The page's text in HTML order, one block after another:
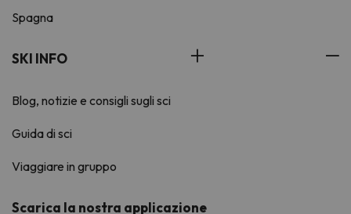
Spagna
SKI INFO
Blog, notizie e consigli sugli sci
Guida di sci
Viaggiare in gruppo
Scarica la nostra applicazione